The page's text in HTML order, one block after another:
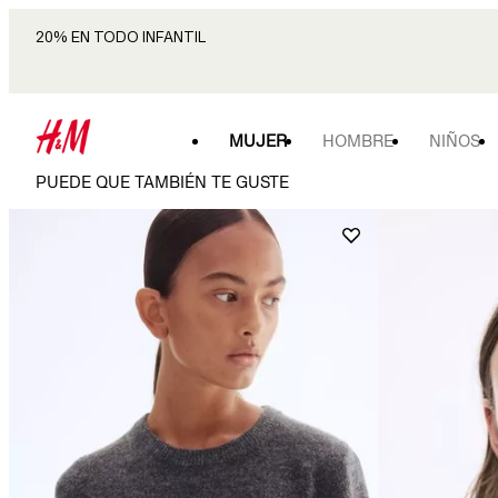
20% EN TODO INFANTIL
MUJER HOMBRE NIÑOS
PUEDE QUE TAMBIÉN TE GUSTE